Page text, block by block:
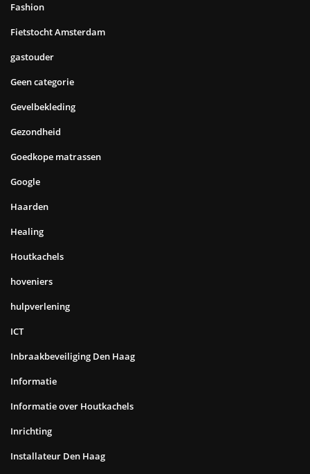
Fashion
Fietstocht Amsterdam
gastouder
Geen categorie
Gevelbekleding
Gezondheid
Goedkope matrassen
Google
Haarden
Healing
Houtkachels
hoveniers
hulpverlening
ICT
Inbraakbeveiliging Den Haag
Informatie
Informatie over Houtkachels
Inrichting
Installateur Den Haag